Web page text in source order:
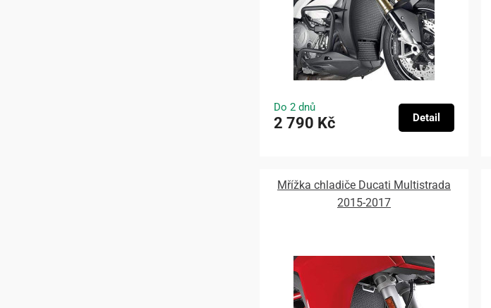
Do 2 dnů
2 790 Kč Detail
Mřížka chladiče Ducati Multistrada
2015-2017